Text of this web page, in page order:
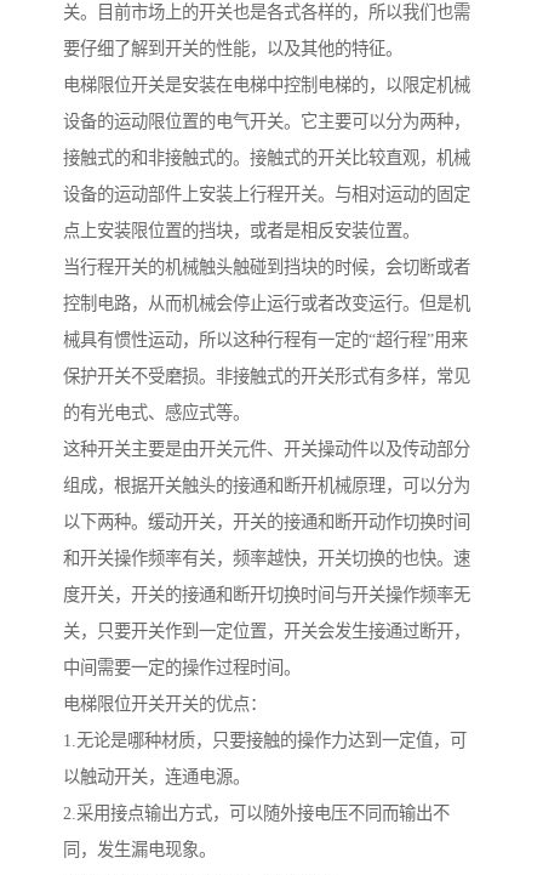
关。目前市场上的开关也是各式各样的，所以我们也需
要仔细了解到开关的性能，以及其他的特征。
电梯限位开关是安装在电梯中控制电梯的，以限定机械
设备的运动限位置的电气开关。它主要可以分为两种，
接触式的和非接触式的。接触式的开关比较直观，机械
设备的运动部件上安装上行程开关。与相对运动的固定
点上安装限位置的挡块，或者是相反安装位置。
当行程开关的机械触头触碰到挡块的时候，会切断或者
控制电路，从而机械会停止运行或者改变运行。但是机
械具有惯性运动，所以这种行程有一定的“超行程”用来
保护开关不受磨损。非接触式的开关形式有多样，常见
的有光电式、感应式等。
这种开关主要是由开关元件、开关操动件以及传动部分
组成，根据开关触头的接通和断开机械原理，可以分为
以下两种。缓动开关，开关的接通和断开动作切换时间
和开关操作频率有关，频率越快，开关切换的也快。速
度开关，开关的接通和断开切换时间与开关操作频率无
关，只要开关作到一定位置，开关会发生接通过断开，
中间需要一定的操作过程时间。
电梯限位开关开关的优点：
1.无论是哪种材质，只要接触的操作力达到一定值，可
以触动开关，连通电源。
2.采用接点输出方式，可以随外接电压不同而输出不
同，发生漏电现象。